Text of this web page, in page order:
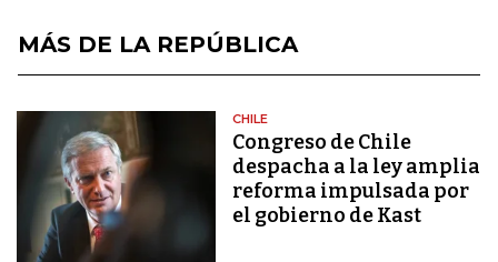
MÁS DE LA REPÚBLICA
CHILE
Congreso de Chile
despacha a la ley amplia
reforma impulsada por
el gobierno de Kast